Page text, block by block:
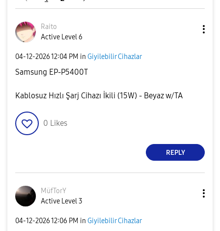
Raito
Active Level 6
‎04-12-202612:04 PM in Giyilebilir Cihazlar
Samsung EP-P5400T
Kablosuz Hızlı Şarj Cihazı İkili (15W) - Beyaz w/TA
0 Likes
REPLY
MüfTorY
Active Level 3
‎04-12-202612:06 PM in Giyilebilir Cihazlar